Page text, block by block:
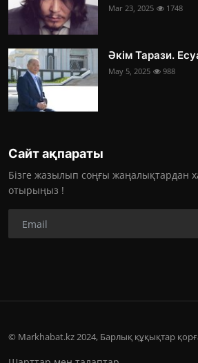
Mar 23, 2025 1748
Әкім Тарази.
May 5, 2025 988
Сайт ақпараты
Бізге жазылып соңғы жаңалықтардан
отырыңыз !
© Markhabat.kz 2024, Барлық құқықтар